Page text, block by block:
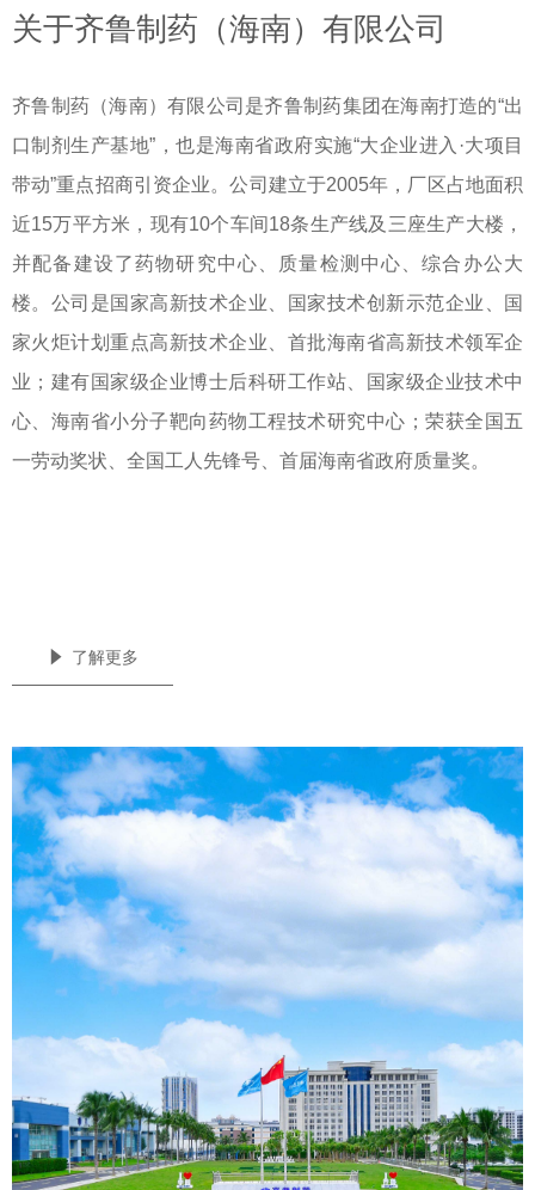
关于齐鲁制药（海南）有限公司
齐鲁制药（海南）有限公司是齐鲁制药集团在海南打造的“出
口制剂生产基地”，也是海南省政府实施“大企业进入·大项目
带动”重点招商引资企业。公司建立于2005年，厂区占地面积
近15万平方米，现有10个车间18条生产线及三座生产大楼，
并配备建设了药物研究中心、质量检测中心、综合办公大
楼。公司是国家高新技术企业、国家技术创新示范企业、国
家火炬计划重点高新技术企业、首批海南省高新技术领军企
业；建有国家级企业博士后科研工作站、国家级企业技术中
心、海南省小分子靶向药物工程技术研究中心；荣获全国五
一劳动奖状、全国工人先锋号、首届海南省政府质量奖。
념 了解更多